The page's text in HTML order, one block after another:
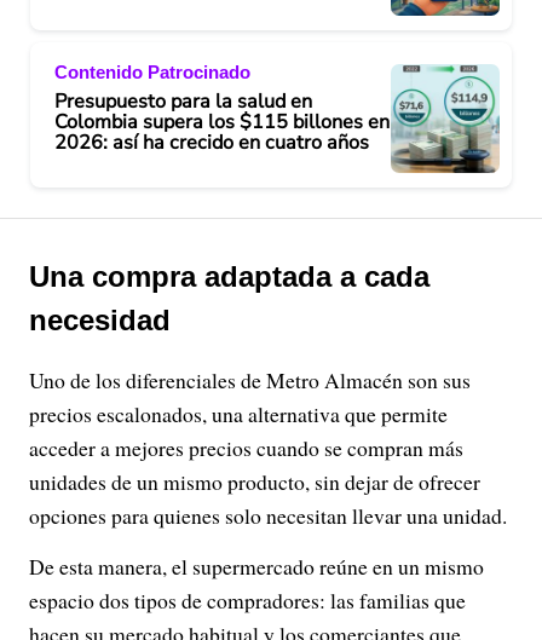
Contenido Patrocinado
Presupuesto para la salud en
Colombia supera los $115 billones en
2026: así ha crecido en cuatro años
Una compra adaptada a cada
necesidad
Uno de los diferenciales de Metro Almacén son sus
precios escalonados, una alternativa que permite
acceder a mejores precios cuando se compran más
unidades de un mismo producto, sin dejar de ofrecer
opciones para quienes solo necesitan llevar una unidad.
De esta manera, el supermercado reúne en un mismo
espacio dos tipos de compradores: las familias que